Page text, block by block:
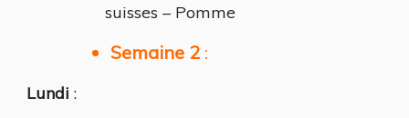
suisses – Pomme
Semaine 2 :
Lundi :